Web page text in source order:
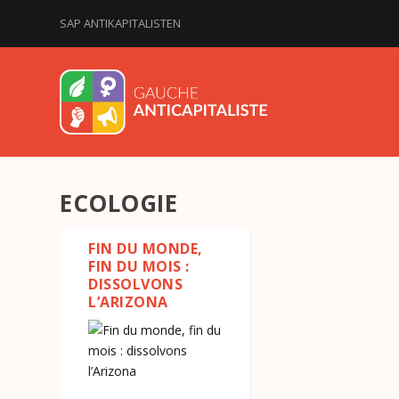
SAP ANTIKAPITALISTEN
ECOLOGIE
FIN DU MONDE,
FIN DU MOIS :
DISSOLVONS
L’ARIZONA